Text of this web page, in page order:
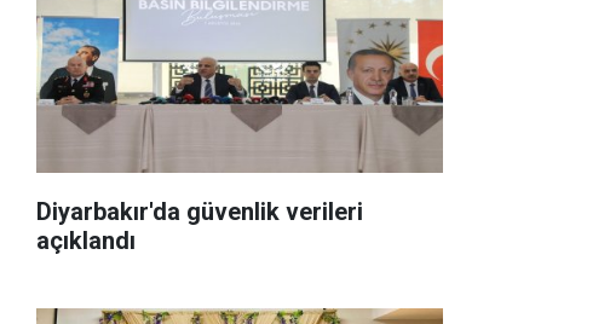
Diyarbakır'da güvenlik verileri
açıklandı